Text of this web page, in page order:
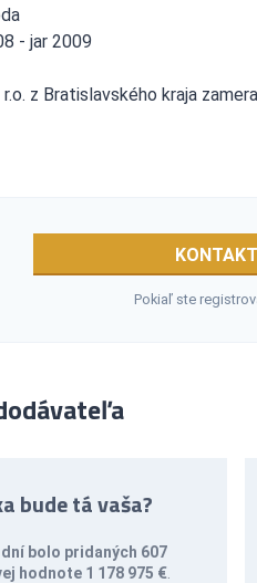
- jar 2009
z Bratislavského kraja
Pokiaľ ste
bude tá vaša?
dní bolo pridaných 607
hodnote 1 178 975 €.